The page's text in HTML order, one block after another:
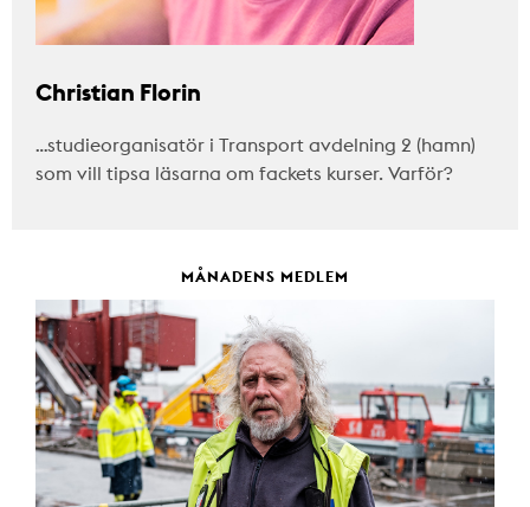
Christian Florin
…studieorganisatör i Transport avdelning 2 (hamn)
som vill tipsa läsarna om fackets kurser. Varför?
MÅNADENS MEDLEM